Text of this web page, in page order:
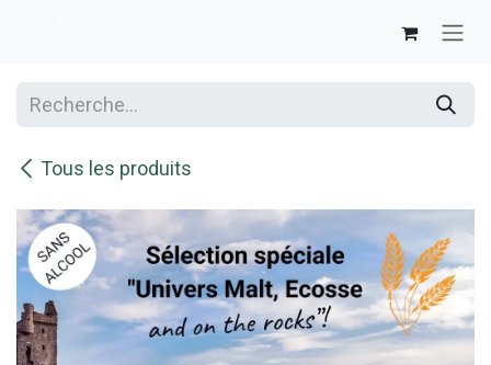
Tous les produits